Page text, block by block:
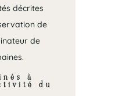
décrites
de
de
à
du